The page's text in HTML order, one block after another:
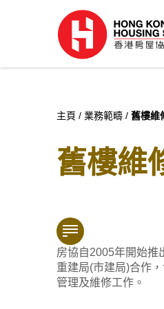
主頁 業務範疇 舊樓維
舊樓維
房協自2005年開始推
重建局(市建局)合作
管理及維修工作。